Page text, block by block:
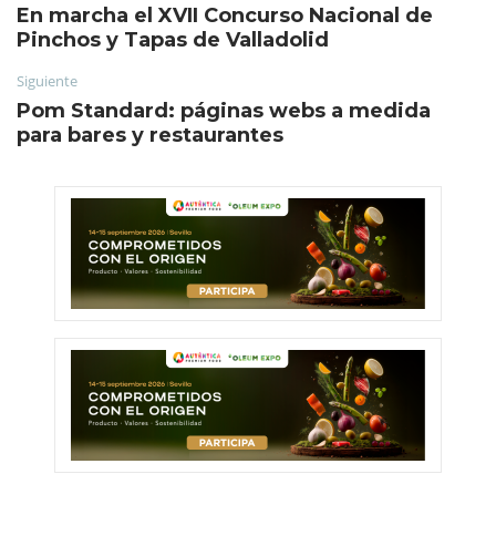
En marcha el XVII Concurso Nacional de
Pinchos y Tapas de Valladolid
Siguiente
Pom Standard: páginas webs a medida
para bares y restaurantes